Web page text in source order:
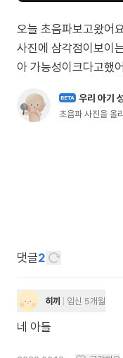
오늘 초음파보고왔어
사진에 삼각점이보이
아 가능성이크다고했
BETA 우리 아기
초음파 사진을 올
댓글2
히끼 임신 5개월
네 아들